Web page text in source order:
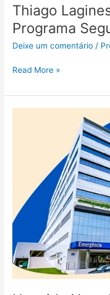
Thiago
Programa
Deixe um comentário /
Read More »
saúde
desde
do
grupo